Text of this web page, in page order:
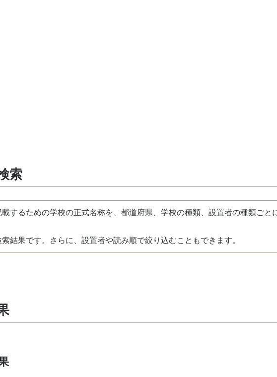
索
するための学校の正式名称を、都道府県、学校の種類、設置者の種類ごと
結果です。さらに、設置者や読み順で絞り込むこともできます。